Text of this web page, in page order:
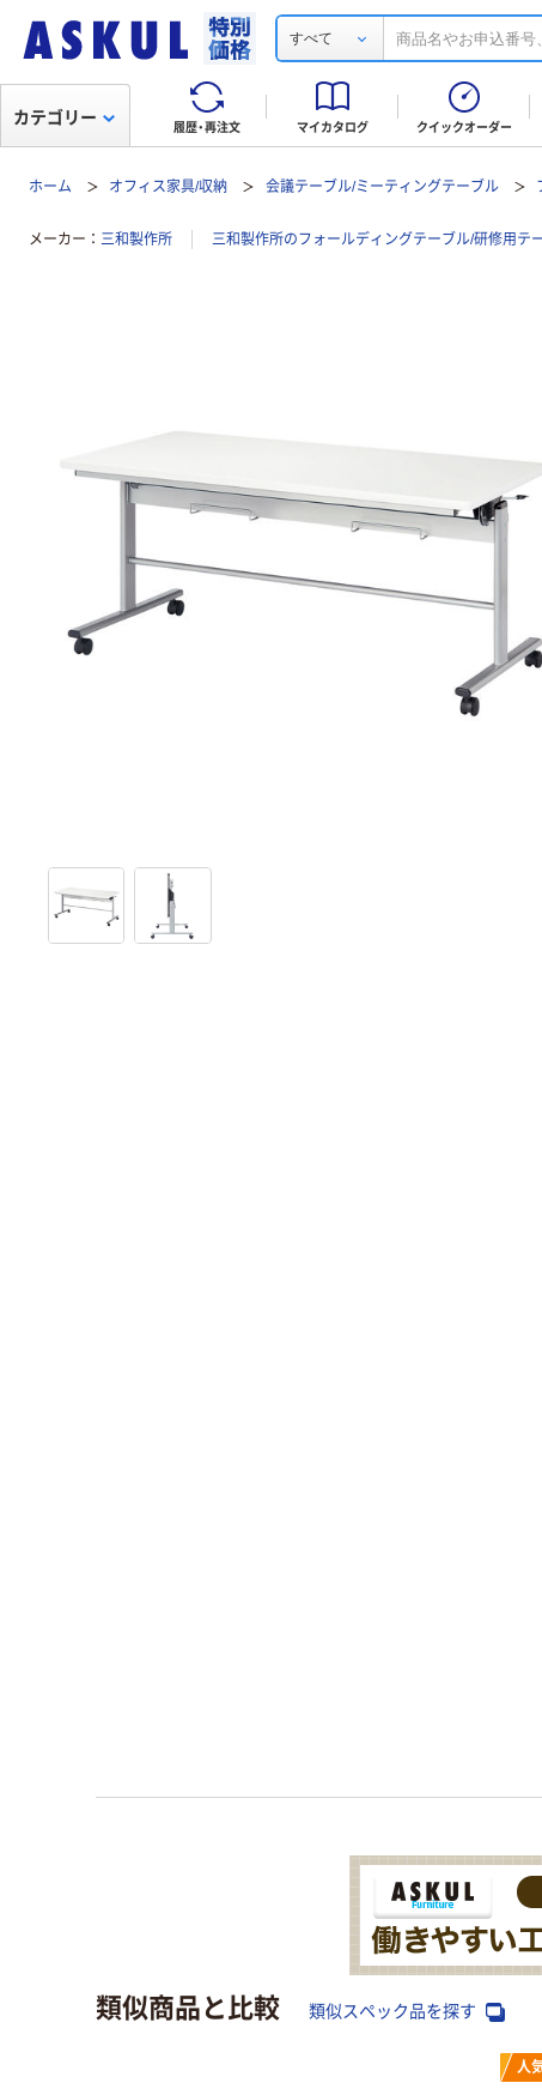
すべて
履歴・再注文 マイカタログ クイックオーダー
カテゴリー
ホーム オフィス家具/収納 会議テーブル/ミーティングテーブル
メーカー 三和製作所 三和製作所のフォールディングテーブル/研修用テ
類似商品と比較 類似スペック品を探す
人